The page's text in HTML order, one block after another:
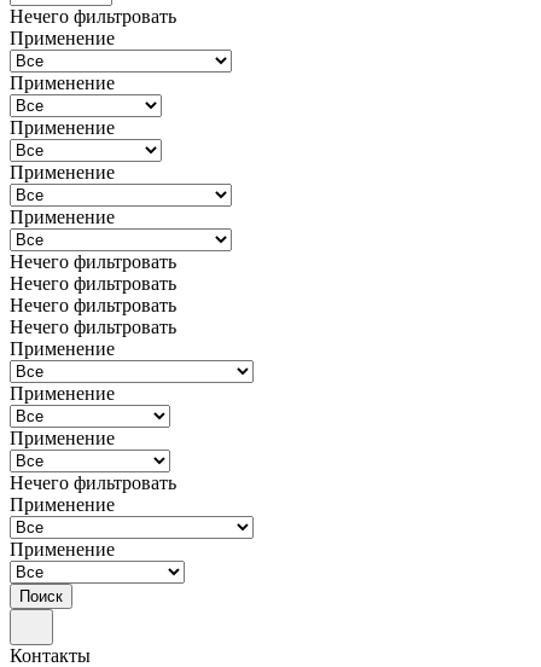
Нечего фильтровать
Применение
Применение
Применение
Применение
Применение
Нечего фильтровать
Нечего фильтровать
Нечего фильтровать
Нечего фильтровать
Применение
Применение
Применение
Нечего фильтровать
Применение
Применение
Поиск
Контакты